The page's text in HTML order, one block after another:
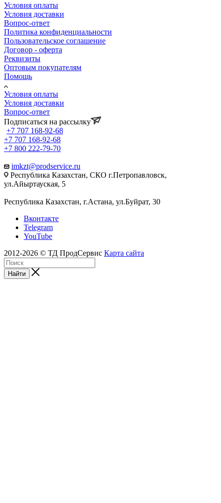
Условия оплаты
Условия доставки
Вопрос-ответ
Политика конфиденциальности
Пользовательское соглашение
Договор - оферта
Реквизиты
Оптовым покупателям
Помощь
Условия оплаты
Условия доставки
Вопрос-ответ
Подписаться на рассылку
+7 707 168-92-68
+7 707 168-92-68
+7 800 222-79-70
imkzt@prodservice.ru
Республика Казахстан, СКО г.Петропавловск,
ул.Айыртауская, 5
Республика Казахстан, г.Астана, ул.Буйрат, 30
Вконтакте
Telegram
YouTube
2012-2026 © ТД ПродСервис Карта сайта
Найти